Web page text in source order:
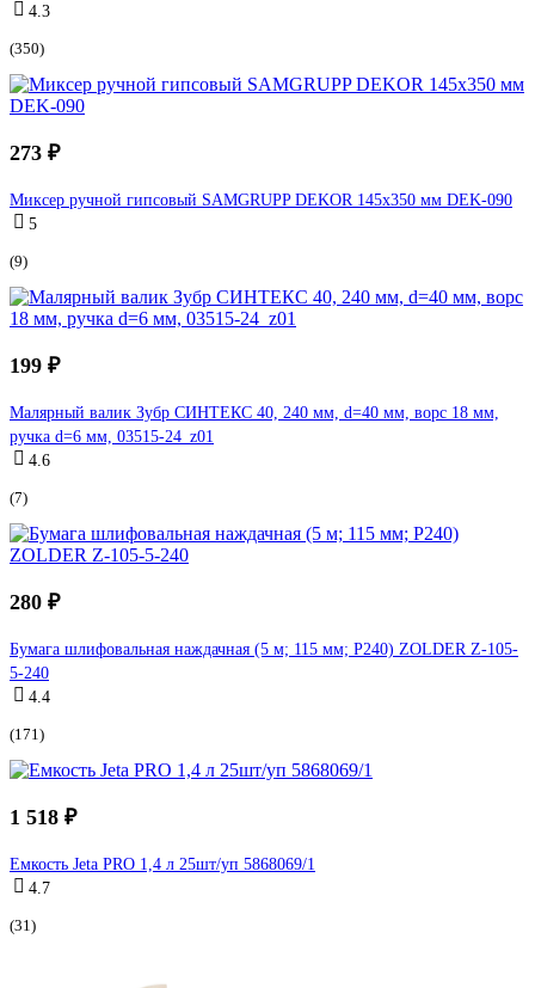
4.3
(350)
273 ₽
Миксер ручной гипсовый SAMGRUPP DEKOR 145х350 мм DEK-090
5
(9)
199 ₽
Малярный валик Зубр СИНТЕКС 40, 240 мм, d=40 мм, ворс 18 мм,
ручка d=6 мм, 03515-24_z01
4.6
(7)
280 ₽
Бумага шлифовальная наждачная (5 м; 115 мм; Р240) ZOLDER Z-105-
5-240
4.4
(171)
1 518 ₽
Емкость Jeta PRO 1,4 л 25шт/уп 5868069/1
4.7
(31)